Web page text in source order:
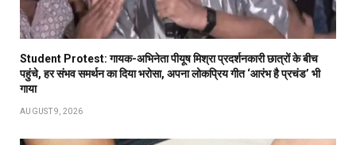
Student Protest: गायक-अभिनेता पीयूष मिश्रा प्रदर्शनकारी छात्रों के बीच
पहुंचे, हर संभव समर्थन का दिया भरोसा, अपना लोकप्रिय गीत ‘आरंभ है प्रचंड’ भी
गाया
AUGUST 9, 2026